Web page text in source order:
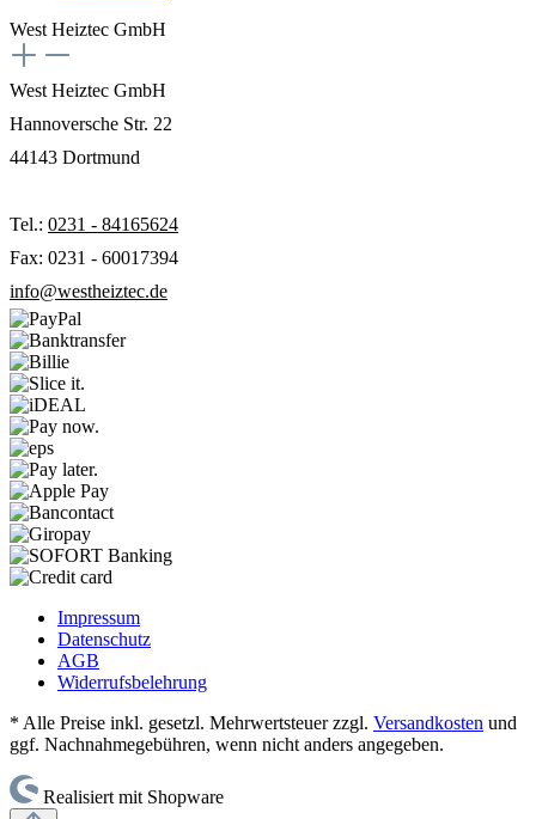
West Heiztec GmbH
West Heiztec GmbH
Hannoversche Str. 22
44143 Dortmund
Tel.: 0231 - 84165624
Fax: 0231 - 60017394
info@westheiztec.de
Impressum
Datenschutz
AGB
Widerrufsbelehrung
* Alle Preise inkl. gesetzl. Mehrwertsteuer zzgl. Versandkosten und
ggf. Nachnahmegebühren, wenn nicht anders angegeben.
Realisiert mit Shopware